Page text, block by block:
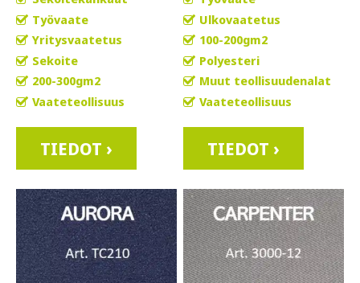
Työvaate
Yritysvaatetus
Sekoite
200-300gm2
Vaateteollisuus
TIEDOT ›
Ulkovaatetus
100-200gm2
Polyesteri
Muut teollisuudenalat
Vaateteollisuus
TIEDOT ›